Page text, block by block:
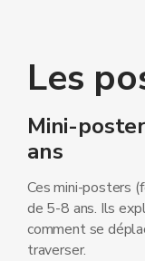
Les
Mini-
ans
Ces mini-posters
de 5-8 ans. Ils
comment se
traverser.